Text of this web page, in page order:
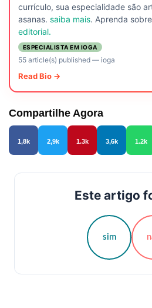
currículo, sua especialidade são
asanas. saiba mais. Aprenda
editorial.
ESPECIALISTA EM IOGA
55 article(s) published— ioga
Read Bio →
Compartilhe Agora
1,8k 2,9k 1.3k 3,6k 1.2k
Este artigo
sim